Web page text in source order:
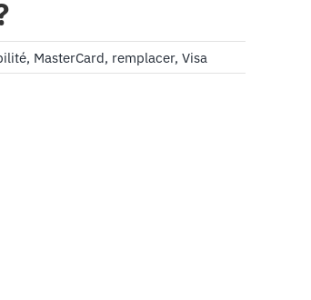
, MasterCard, remplacer, Visa